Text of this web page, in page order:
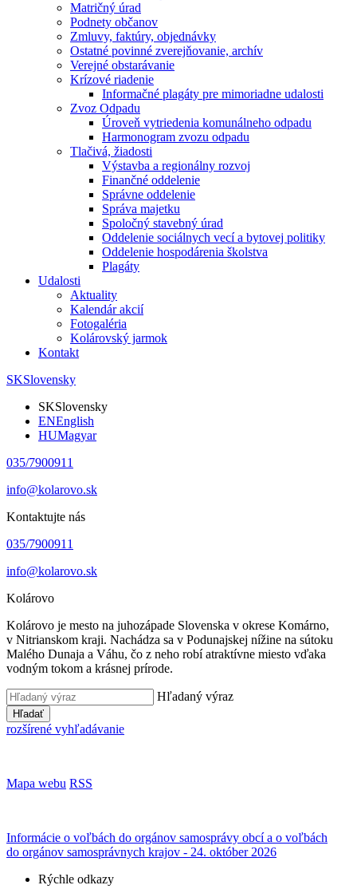
Matričný úrad
Podnety občanov
Zmluvy, faktúry, objednávky
Ostatné povinné zverejňovanie, archív
Verejné obstarávanie
Krízové riadenie
Informačné plagáty pre mimoriadne udalosti
Zvoz Odpadu
Úroveň vytriedenia komunálneho odpadu
Harmonogram zvozu odpadu
Tlačivá, žiadosti
Výstavba a regionálny rozvoj
Finančné oddelenie
Správne oddelenie
Správa majetku
Spoločný stavebný úrad
Oddelenie sociálnych vecí a bytovej politiky
Oddelenie hospodárenia školstva
Plagáty
Udalosti
Aktuality
Kalendár akcií
Fotogaléria
Kolárovský jarmok
Kontakt
SKSlovensky
SKSlovensky
ENEnglish
HUMagyar
035/7900911
info@kolarovo.sk
Kontaktujte nás
035/7900911
info@kolarovo.sk
Kolárovo
Kolárovo je mesto na juhozápade Slovenska v okrese Komárno,
v Nitrianskom kraji. Nachádza sa v Podunajskej nížine na sútoku
Malého Dunaja a Váhu, čo z neho robí atraktívne miesto vďaka
vodným tokom a krásnej prírode.
Hľadaný výraz
Hľadať
rozšírené vyhľadávanie
Mapa webu RSS
Informácie o voľbách do orgánov samosprávy obcí a o voľbách
do orgánov samosprávnych krajov - 24. október 2026
Rýchle odkazy